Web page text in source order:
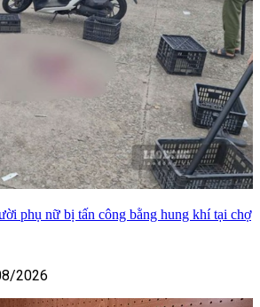
phụ nữ bị tấn công bằng hung khí tại chợ
2026